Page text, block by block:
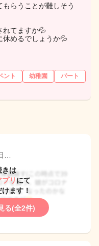
らうことが難しそう
れてますか💦
休めるでしょうか💦
ント 幼稚園
パート
…
きは
リ にて
ます！
る(全2件)